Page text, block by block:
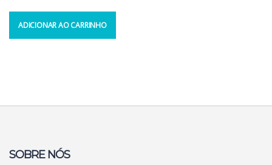
ADICIONAR AO CARRINHO
SOBRE NÓS